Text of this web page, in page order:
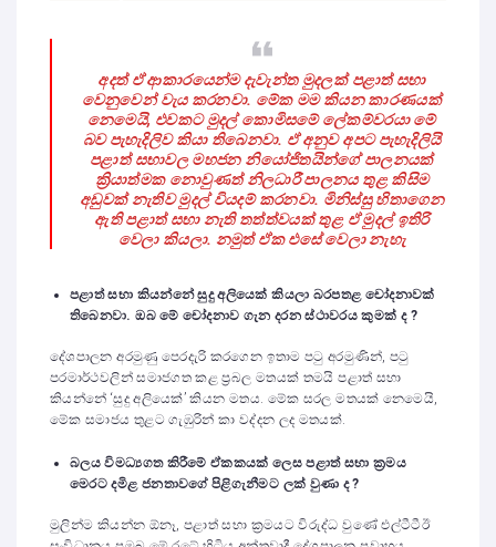
අදත් ඒ ආකාරයෙන්ම දැවැන්ත මුදලක් පළාත් සභා
වෙනුවෙන් වැය කරනවා. මේක මම කියන කාරණයක්
නෙමෙයි, එවකට මුදල් කොමිසමේ ලේකම්වරයා මේ
බව පැහැදිලිව කියා තිබෙනවා. ඒ අනුව අපට පැහැදිලියි
පළාත් සභාවල මහජන නියෝජිතයින්ගේ පාලනයක්
ක්‍රියාත්මක නොවුණත් නිලධාරී පාලනය තුළ කිසිම
අඩුවක් නැතිව මුදල් වියදම් කරනවා. මිනිස්සු හිතාගෙන
ඇති පළාත් සභා නැති තත්ත්වයක් තුළ ඒ මුදල් ඉතිරි
වෙලා කියලා. නමුත් ඒක එසේ වෙලා නැහැ
පළාත් සභා කියන්නේ සුදු අලියෙක් කියලා බරපතළ චෝදනාවක්
තිබෙනවා. ඔබ මේ චෝදනාව ගැන දරන ස්ථාවරය කුමක් ද ?
දේශපාලන අරමුණු පෙරදැරි කරගෙන ඉතාම පටු අරමුණින්, පටු
පරමාර්ථවලින් සමාජගත කළ ප්‍රබල මතයක් තමයි පළාත් සභා
කියන්නේ ‘සුදු අලියෙක්’ කියන මතය. මේක සරල මතයක් නෙමෙයි,
මේක සමාජය තුළට ගැඹුරින් කා වද්දන ලද මතයක්.
බලය විමධ්‍යගත කිරීමේ ඒකකයක් ලෙස පළාත් සභා ක්‍රමය
මෙරට දමිළ ජනතාවගේ පිළිගැනීමට ලක් වුණා ද ?
මුලින්ම කියන්න ඕනෑ, පළාත් සභා ක්‍රමයට විරුද්ධ වුණේ එල්ටීටීඊ